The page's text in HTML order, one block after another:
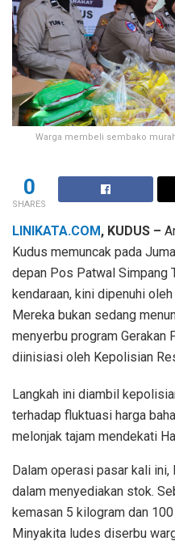
Warga membeli sembako
0
SHARES
LINIKATA.COM, KUDUS –
Kudus memuncak pada
depan Pos Patwal Simpang
kendaraan, kini dipenuhi
Mereka bukan sedang
menyerbu program Gerakan
diinisiasi oleh Kepolisian
Langkah ini diambil
terhadap fluktuasi harga
melonjak tajam mendekati
Dalam operasi pasar kali
dalam menyediakan stok.
kemasan 5 kilogram dan
Minyakita ludes diserbu